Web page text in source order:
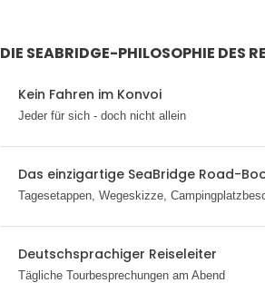
DIE SEABRIDGE-PHILOSOPHIE DES
Kein Fahren im Konvoi
Jeder für sich - doch nicht allein
Das einzigartige SeaBridge Road-
Tagesetappen, Wegeskizze,
Deutschsprachiger Reiseleiter
Tägliche Tourbesprechungen am Abend